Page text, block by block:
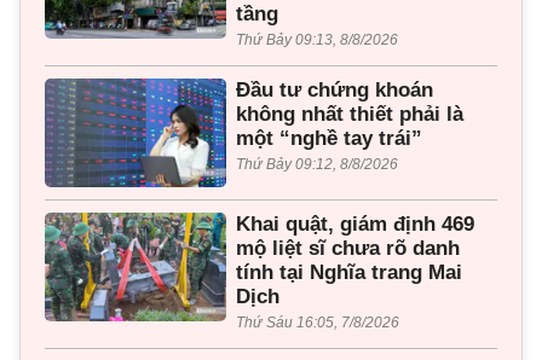
tầng
Thứ Bảy 09:13, 8/8/2026
Đầu tư chứng khoán
không nhất thiết phải là
một “nghề tay trái”
Thứ Bảy 09:12, 8/8/2026
Khai quật, giám định 469
mộ liệt sĩ chưa rõ danh
tính tại Nghĩa trang Mai
Dịch
Thứ Sáu 16:05, 7/8/2026